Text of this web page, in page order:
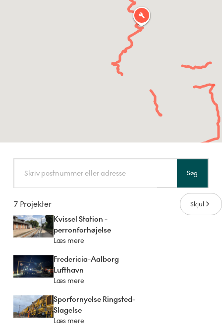
Søg
7 Projekter Skjul
Kvissel Station -
perronforhøjelse
Læs mere
Fredericia-Aalborg
Lufthavn
Læs mere
Sporfornyelse Ringsted-
Slagelse
Læs mere